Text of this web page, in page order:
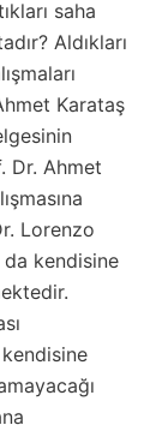
saha
Aldıkları
Karataş
Dr. Ahmet
Lorenzo
da kendisine